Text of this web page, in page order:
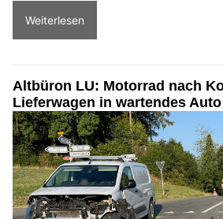
Weiterlesen
Altbüron LU: Motorrad nach
Lieferwagen in wartendes